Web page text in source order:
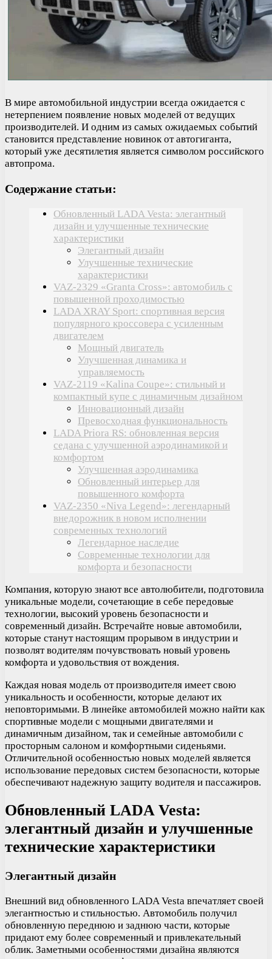
В мире автомобильной индустрии всегда ожидается с
нетерпением появление новых моделей от ведущих
производителей. И одним из самых ожидаемых событий
становится представление новинок от автогиганта,
который уже десятилетия является символом российского
автопрома.
Содержание статьи:
Обновленный LADA Vesta: элегантный
дизайн и улучшенные технические
характеристики
Элегантный дизайн
Улучшенные технические
характеристики
VAZ-2329 «Granta Cross»: автомобиль с
повышенной проходимостью
LADA XRAY Sport: спортивная версия
популярного кроссовера с усиленным
двигателем
Мощный двигатель
Улучшенная динамика и
управляемость
VAZ-2119 «Kalina Coupe»: стильный и
компактный купе с динамичным дизайном
Инновационный дизайн
Превосходная функциональность
LADA Priora RS: обновленная версия
седана с улучшенной аэродинамикой и
комфортом
Улучшенная аэродинамика
Обновленный интерьер для
повышенного комфорта
VAZ-2350 «Niva Legend»: легендарный
внедорожник в новом исполнении
современных технологий
Легендарное наследие
Современные технологии для
комфорта и безопасности
Компания, которую знают все автолюбители, подготовила
уникальные модели, сочетающие в себе передовые
технологии, высокий уровень безопасности и
современный дизайн. Встречайте новые автомобили,
которые станут настоящим прорывом в индустрии и
позволят водителям почувствовать новый уровень
комфорта и удовольствия от вождения.
Каждая новая модель от производителя имеет свою
уникальность и особенности, которые делают их
неповторимыми. В линейке автомобилей можно найти как
спортивные модели с мощными двигателями и
динамичным дизайном, так и семейные автомобили с
просторным салоном и комфортными сиденьями.
Отличительной особенностью новых моделей является
использование передовых систем безопасности, которые
обеспечивают надежную защиту водителя и пассажиров.
Обновленный LADA Vesta:
элегантный дизайн и улучшенные
технические характеристики
Элегантный дизайн
Внешний вид обновленного LADA Vesta впечатляет своей
элегантностью и стильностью. Автомобиль получил
обновленную переднюю и заднюю части, которые
придают ему более современный и привлекательный
облик. Заметными особенностями дизайна являются